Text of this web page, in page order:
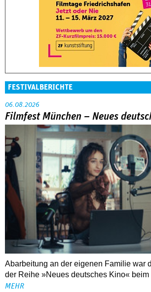
FESTIVALBERICHTE
Filmfest München – Neues
Abarbeitung an der eigenen Familie war
der Reihe »Neues deutsches Kino«
MEHR
DOK.fest München 2026
Crossing Europe: Ein großes
drunter